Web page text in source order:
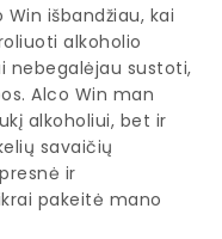
Win išbandžiau, kai
alkoholio
nebegalėjau sustoti,
Alco Win man
alkoholiui, bet ir
savaičių
ir
pakeitė mano